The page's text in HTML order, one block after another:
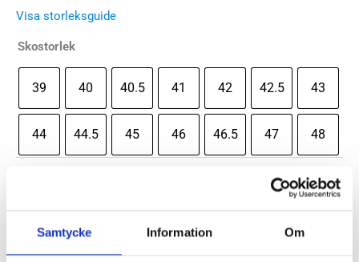
Samtycke Information Om
Visa storleksguide
Skostorlek
39 40 40.5 41 42 42.5 43
44 44.5 45 46 46.5 47 48
Stealth